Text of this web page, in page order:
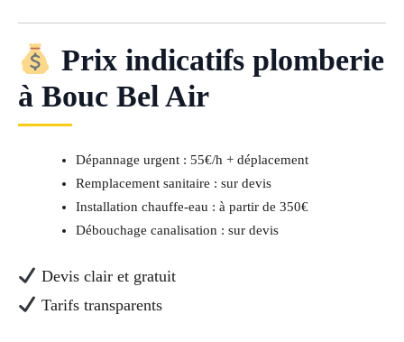
Prix indicatifs plomberie
à Bouc Bel Air
Dépannage urgent : 55€/h + déplacement
Remplacement sanitaire : sur devis
Installation chauffe-eau : à partir de 350€
Débouchage canalisation : sur devis
Devis clair et gratuit
Tarifs transparents